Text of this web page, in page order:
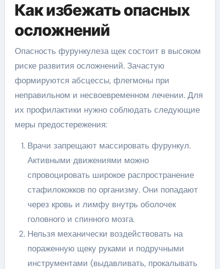
Как избежать опасных
осложнений
Опасность фурункулеза щек состоит в высоком
риске развития осложнений. Зачастую
формируются абсцессы, флегмоны при
неправильном и несвоевременном лечении. Для
их профилактики нужно соблюдать следующие
меры предостережения:
Врачи запрещают массировать фурункул.
Активными движениями можно
спровоцировать широкое распространение
стафилококков по организму. Они попадают
через кровь и лимфу внутрь оболочек
головного и спинного мозга.
Нельзя механически воздействовать на
пораженную щеку руками и подручными
инструментами (выдавливать, прокалывать